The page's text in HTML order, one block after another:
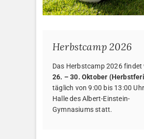
Herbstcamp 2026
Das Herbstcamp 2026 findet
26. – 30. Oktober
täglich von 9:00 bis 13:00
Halle des Albert-Einstein-
Gymnasiums statt.